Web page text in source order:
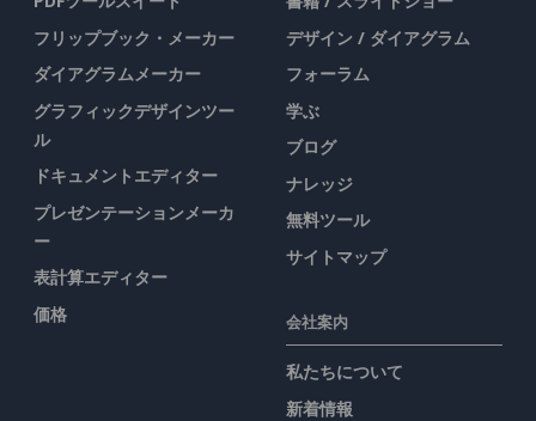
フリップブック・メーカー
ダイアグラムメーカー
グラフィックデザインツー
ル
ドキュメントエディター
プレゼンテーションメーカ
ー
表計算エディター
価格
デザイン / ダイアグラム
フォーラム
学ぶ
ブログ
ナレッジ
無料ツール
サイトマップ
会社案内
私たちについて
新着情報